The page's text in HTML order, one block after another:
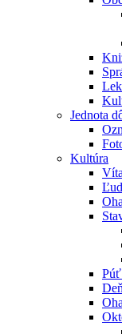
Jednota
Kultúra